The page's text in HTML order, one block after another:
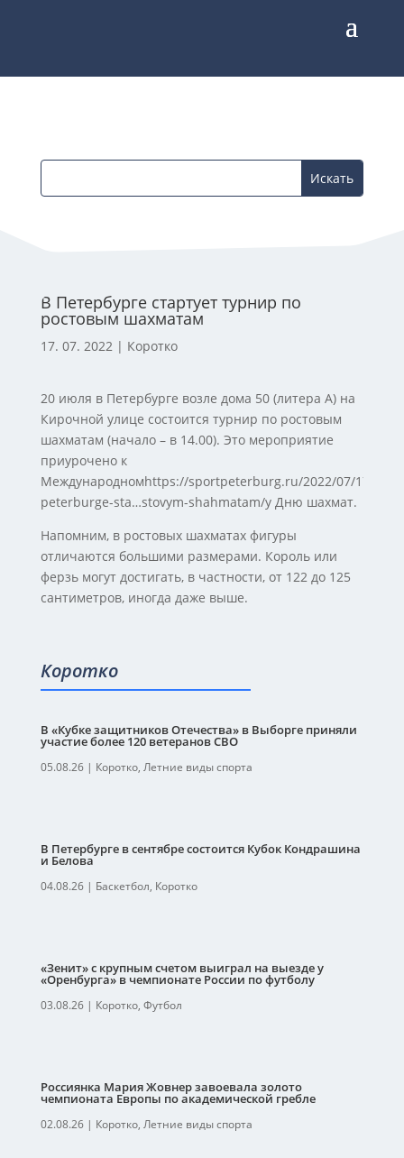
В Петербурге стартует турнир по
ростовым шахматам
17. 07. 2022| Коротко
20 июля в Петербурге возле дома 50 (литера А) на
Кирочной улице состоится турнир по ростовым
шахматам (начало – в 14.00). Это мероприятие
приурочено к
Международномhttps://sportpeterburg.ru/2022/07/17/v-
peterburge-sta…stovym-shahmatam/у Дню шахмат.
Напомним, в ростовых шахматах фигуры
отличаются большими размерами. Король или
ферзь могут достигать, в частности, от 122 до 125
сантиметров, иногда даже выше.
Коротко
В «Кубке защитников Отечества» в Выборге приняли
участие более 120 ветеранов СВО
05.08.26| Коротко, Летние виды спорта
В Петербурге в сентябре состоится Кубок Кондрашина
и Белова
04.08.26| Баскетбол, Коротко
«Зенит» с крупным счетом выиграл на выезде у
«Оренбурга» в чемпионате России по футболу
03.08.26| Коротко, Футбол
Россиянка Мария Жовнер завоевала золото
чемпионата Европы по академической гребле
02.08.26| Коротко, Летние виды спорта